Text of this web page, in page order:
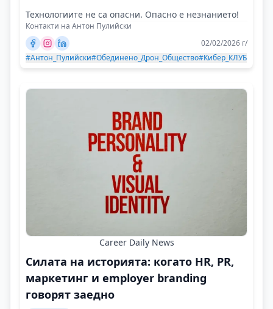
Технологиите не са опасни. Опасно е незнанието!
Контакти на Антон Пулийски
02/02/2026 г/
#Антон_Пулийски#Обединено_Дрон_Общество#Кибер_КЛУБ
Career Daily News
Силата на историята: когато HR, PR,
маркетинг и employer branding
говорят заедно